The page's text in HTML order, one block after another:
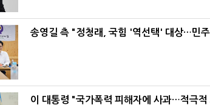
송영길 측 "정청래, 국힘 '역선택' 대상…민
이 대통령 "국가폭력 피해자에 사과…적극적